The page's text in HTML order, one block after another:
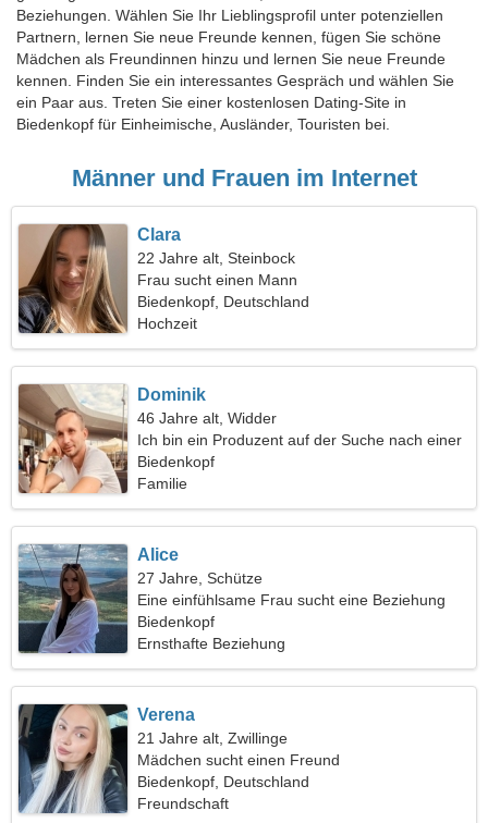
Beziehungen. Wählen Sie Ihr Lieblingsprofil unter potenziellen
Partnern, lernen Sie neue Freunde kennen, fügen Sie schöne
Mädchen als Freundinnen hinzu und lernen Sie neue Freunde
kennen. Finden Sie ein interessantes Gespräch und wählen Sie
ein Paar aus. Treten Sie einer kostenlosen Dating-Site in
Biedenkopf für Einheimische, Ausländer, Touristen bei.
Männer und Frauen im Internet
Clara
22 Jahre alt, Steinbock
Frau sucht einen Mann
Biedenkopf, Deutschland
Hochzeit
Dominik
46 Jahre alt, Widder
Ich bin ein Produzent auf der Suche nach einer
verträumten Frau
Biedenkopf
Familie
Alice
27 Jahre, Schütze
Eine einfühlsame Frau sucht eine Beziehung
Biedenkopf
Ernsthafte Beziehung
Verena
21 Jahre alt, Zwillinge
Mädchen sucht einen Freund
Biedenkopf, Deutschland
Freundschaft